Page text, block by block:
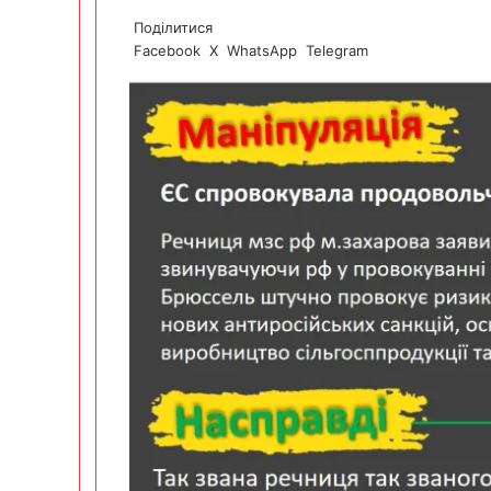
Поділитися
Facebook X WhatsApp Telegram